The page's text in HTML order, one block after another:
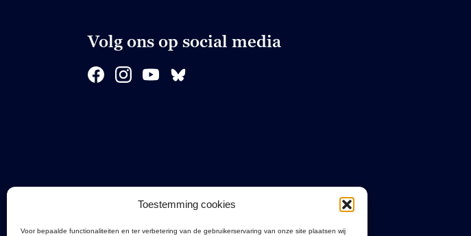
Toestemming cookies
Voor bepaalde functionaliteiten en ter verbetering van de gebruikerservaring van onze site plaatsen wij
Volg ons op social media